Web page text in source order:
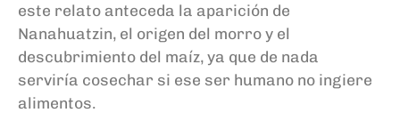
este relato anteceda la aparición de
Nanahuatzin, el origen del morro y el
descubrimiento del maíz, ya que de nada
serviría cosechar si ese ser humano no ingiere
alimentos.